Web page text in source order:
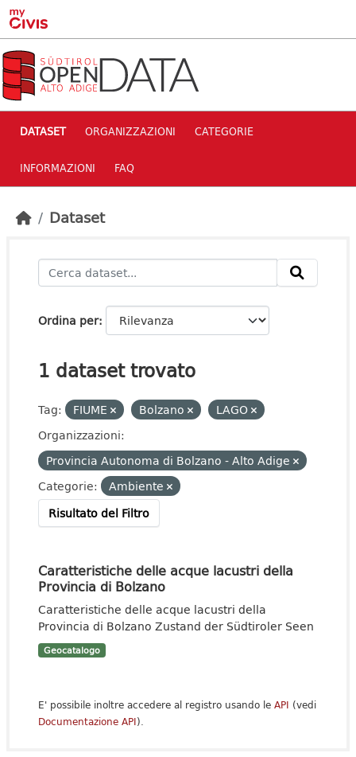
Skip to main content
DATASET ORGANIZZAZIONI CATEGORIE
INFORMAZIONI FAQ
Dataset
Ordina per
1 dataset trovato
Tag: FIUME Bolzano
LAGO
Organizzazioni:
Provincia Autonoma di Bolzano - Alto Adige
Categorie:
Ambiente
Risultato del Filtro
Caratteristiche delle acque lacustri della
Provincia di Bolzano
Caratteristiche delle acque lacustri della
Provincia di Bolzano Zustand der Südtiroler Seen
Geocatalogo
E' possibile inoltre accedere al registro usando le API (vedi
Documentazione API).